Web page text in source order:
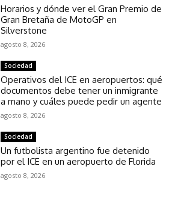
Horarios y dónde ver el Gran Premio de
Gran Bretaña de MotoGP en
Silverstone
agosto 8, 2026
Sociedad
Operativos del ICE en aeropuertos: qué
documentos debe tener un inmigrante
a mano y cuáles puede pedir un agente
agosto 8, 2026
Sociedad
Un futbolista argentino fue detenido
por el ICE en un aeropuerto de Florida
agosto 8, 2026